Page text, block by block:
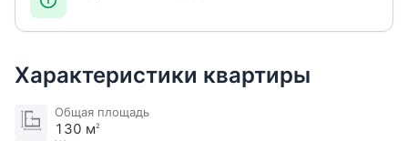
Характеристики квартиры
Общая площадь
130 м2